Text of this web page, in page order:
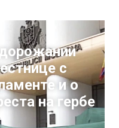
с
и о
на гербе